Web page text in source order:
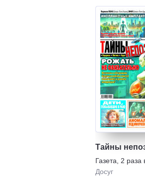
Тайны
Газета
2 раза
Досуг